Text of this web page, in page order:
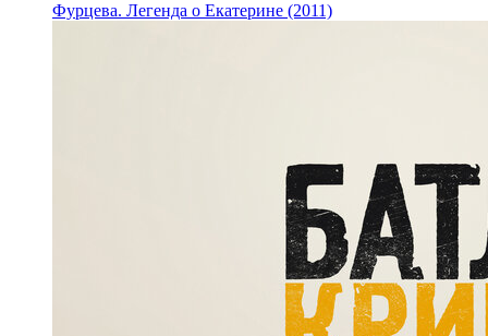
Фурцева. Легенда о Екатерине (2011)